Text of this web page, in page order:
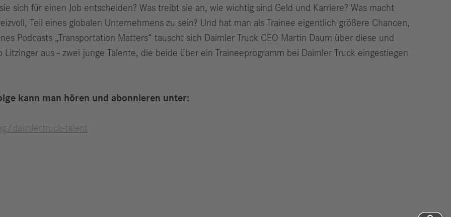
sich für einen Job entscheiden? Was treibt sie an, wie wichtig sind Geld und Karriere? Was macht
Teil eines globalen Unternehmens zu sein? Und hat man als Trainee eigentlich größere Chancen,
Podcasts „Transportation Matters“ tauscht sich Daimler Truck CEO Martin Daum über diese und
aus - zwei junge Talente, die beide über ein Traineeprogramm bei Daimler Truck eingestiegen
kann man hören und abonnieren unter:
daimlertruck-talent